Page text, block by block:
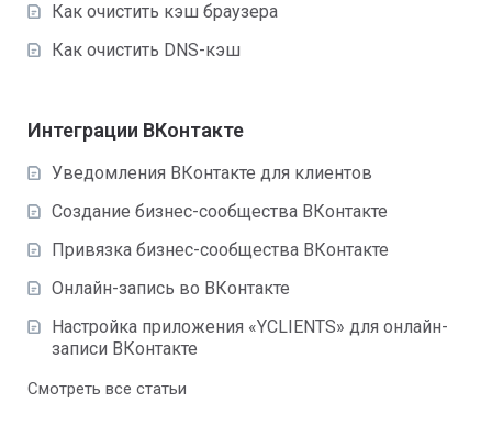
Как очистить кэш браузера
Как очистить DNS-кэш
Интеграции ВКонтакте
Уведомления ВКонтакте для клиентов
Создание бизнес-сообщества ВКонтакте
Привязка бизнес-сообщества ВКонтакте
Онлайн-запись во ВКонтакте
Настройка приложения «YCLIENTS» для онлайн-
записи ВКонтакте
Смотреть все статьи